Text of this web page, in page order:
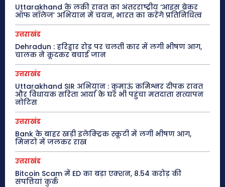
Uttarakhand के लकी रावत का अंतरराष्ट्रीय ‘आइस ब्रेकर
ऑफ नॉलेज’ अभियान में चयन, भारत का करेंगे प्रतिनिधित्व
उत्तराखंड
Dehradun : हरिद्वार रोड पर चलती कार में लगी भीषण आग,
चालक ने कूदकर बचाई जान
उत्तराखंड
Uttarakhand SIR अभियान : कुमाऊं कमिश्नर दीपक रावत
और विधायक सरिता आर्या के घर भी पहुंचा मतदाता सत्यापन
नोटिस
उत्तराखंड
Bank के बाहर खड़ी इलेक्ट्रिक स्कूटी में लगी भीषण आग,
मिनटों में जलकर राख
उत्तराखंड
Bitcoin Scam में ED का बड़ा एक्शन, 8.54 करोड़ की
संपत्तियां कुर्क